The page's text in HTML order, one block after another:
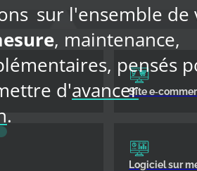
Site
Logiciel sur
sur l'ensemble de
, maintenance,
pensés
d'avancer
.